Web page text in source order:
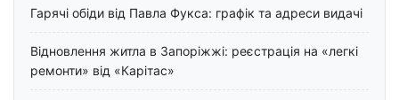
Гарячі обіди від Павла Фукса: графік та адреси видачі
Відновлення житла в Запоріжжі: реєстрація на «легкі
ремонти» від «Карітас»